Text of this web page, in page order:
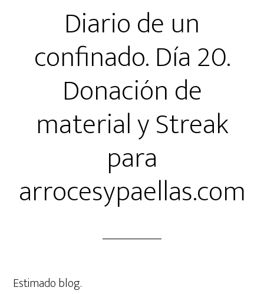
Diario de un
confinado. Día 20.
Donación de
material y Streak
para
arrocesypaellas.com
Estimado blog.